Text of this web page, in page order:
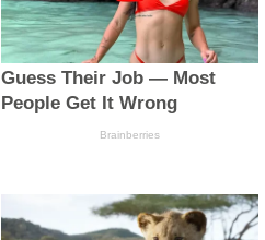
Guess Their Job — Most
People Get It Wrong
Brainberries